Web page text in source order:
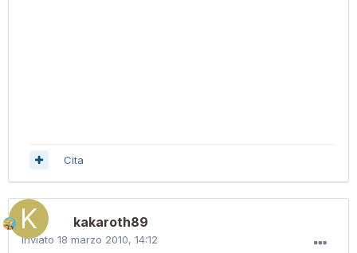
Cita
kakaroth89
Inviato 18 marzo 2010, 14:12